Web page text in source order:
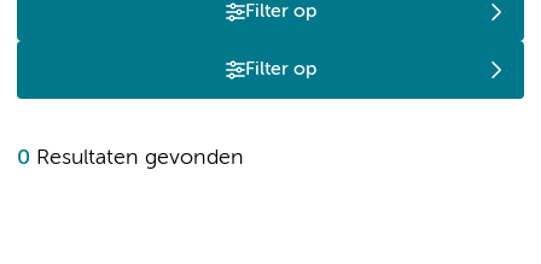
Filter op
Filter op
0 Resultaten gevonden